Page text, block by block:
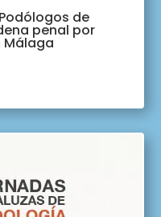
de
penal por
Málaga